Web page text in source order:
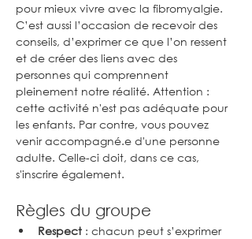
pour mieux vivre avec la fibromyalgie.
C’est aussi l’occasion de recevoir des
conseils, d’exprimer ce que l’on ressent
et de créer des liens avec des
personnes qui comprennent
pleinement notre réalité. Attention :
cette activité n'est pas adéquate pour
les enfants. Par contre, vous pouvez
venir accompagné.e d'une personne
adulte. Celle-ci doit, dans ce cas,
s'inscrire également.
Règles du groupe
Respect : chacun peut s’exprimer